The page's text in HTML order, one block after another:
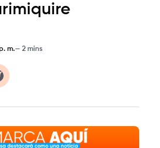
m. 2 mins